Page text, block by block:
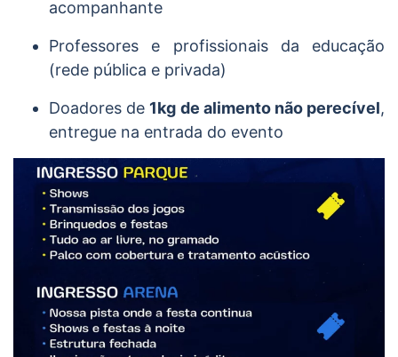
acompanhante
Professores e profissionais da educação
(rede pública e privada)
Doadores de 1kg de alimento não perecível,
entregue na entrada do evento